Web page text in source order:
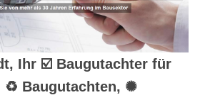
Ihr ☑️ Baugutachter für
♻ Baugutachten, ✺